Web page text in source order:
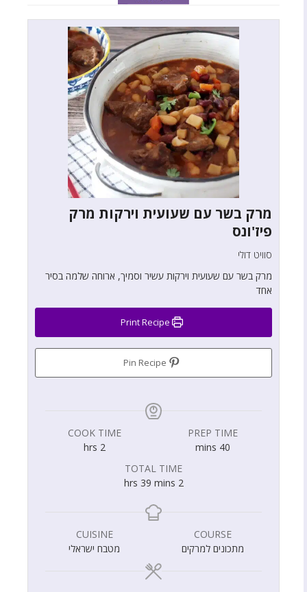
מרק בשר עם שעועית וירקות מרק
פיז'ונס
סוויט דולי
מרק בשר עם שעועית וירקות עשיר וסמיך, ארוחה שלמה בסיר
אחד
PREP TIME
40
mins
COOK TIME
2
hrs
TOTAL TIME
2
hrs 39 mins
COURSE
מתכונים למרקים
CUISINE
מטבח ישראלי